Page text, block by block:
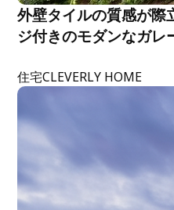
外壁タイルの質感が際
ジ付きのモダンなガレ
住宅CLEVERLY HOME